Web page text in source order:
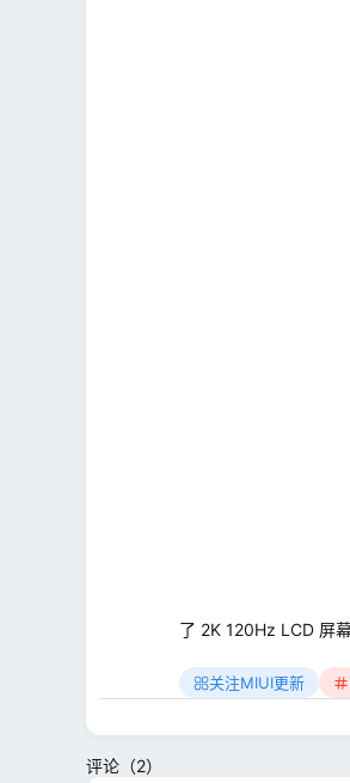
了 2K 120Hz LCD 屏
关注MIUI更新
评论（2）